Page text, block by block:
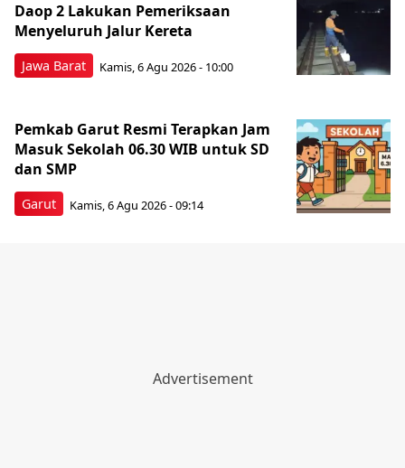
Jawa Barat
Daop 2 Lakukan Pemeriksaan
Menyeluruh Jalur Kereta
Kamis, 6 Agu 2026 - 10:00
Garut
Pemkab Garut Resmi Terapkan Jam
Masuk Sekolah 06.30 WIB untuk SD
dan SMP
Kamis, 6 Agu 2026 - 09:14